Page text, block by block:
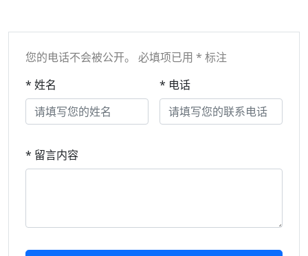
您的电话不会被公开。 必填项已用 * 标注
* 姓名
* 电话
* 留言内容